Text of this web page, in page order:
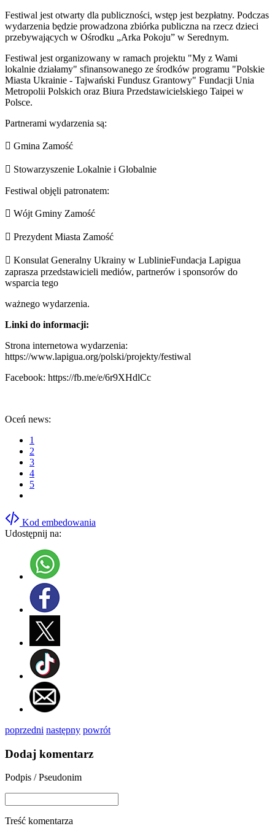
Festiwal jest otwarty dla publiczności, wstęp jest bezpłatny. Podczas
wydarzenia będzie prowadzona zbiórka publiczna na rzecz dzieci
przebywających w Ośrodku „Arka Pokoju” w Serednym.
Festiwal jest organizowany w ramach projektu "My z Wami
lokalnie działamy" sfinansowanego ze środków programu "Polskie
Miasta Ukrainie - Tajwański Fundusz Grantowy" Fundacji Unia
Metropolii Polskich oraz Biura Przedstawicielskiego Taipei w
Polsce.
Partnerami wydarzenia są:
 Gmina Zamość
 Stowarzyszenie Lokalnie i Globalnie
Festiwal objęli patronatem:
 Wójt Gminy Zamość
 Prezydent Miasta Zamość
 Konsulat Generalny Ukrainy w LublinieFundacja Lapigua
zaprasza przedstawicieli mediów, partnerów i sponsorów do
wsparcia tego
ważnego wydarzenia.
Linki do informacji:
Strona internetowa wydarzenia:
https://www.lapigua.org/polski/projekty/festiwal
Facebook: https://fb.me/e/6r9XHdlCc
Oceń news:
1
2
3
4
5
Kod embedowania
Udostępnij na:
poprzedni następny powrót
Dodaj komentarz
Podpis / Pseudonim
Treść komentarza